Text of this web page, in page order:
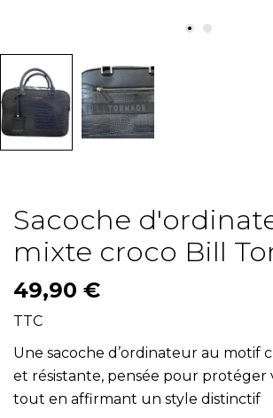
Sacoche
mixte croco Bill
49,90 €
TTC
Une sacoche d’ordinateur au motif
et résistante, pensée pour protéger
tout en affirmant un style distinctif